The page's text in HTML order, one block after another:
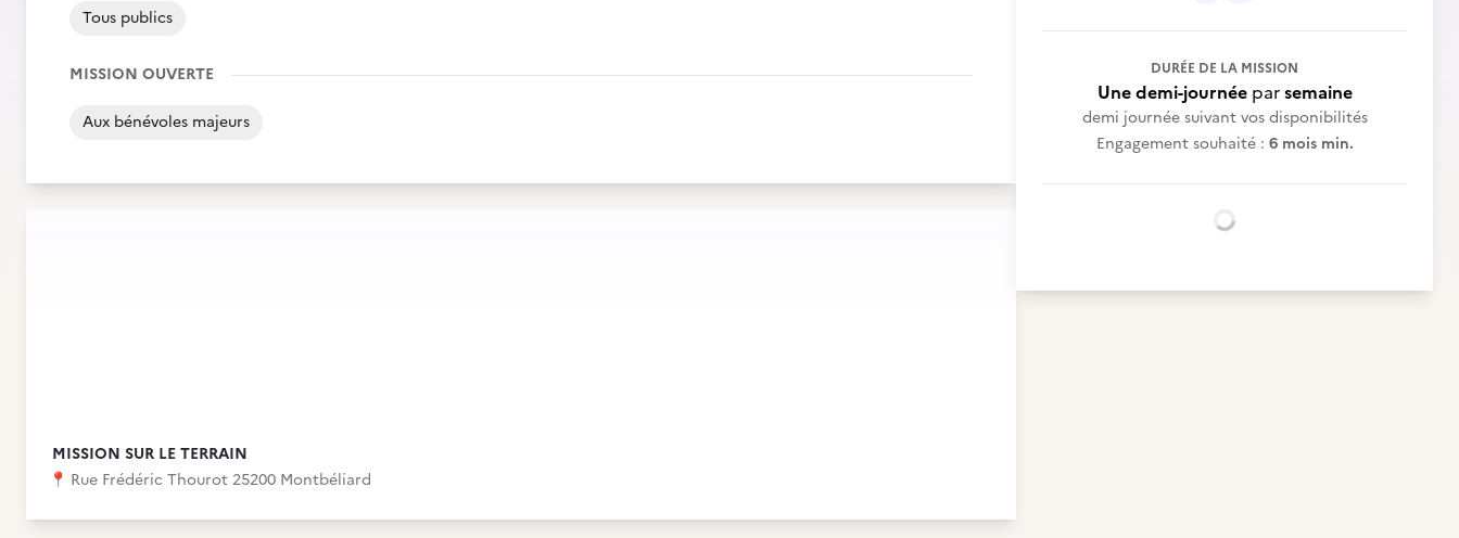
Tous publics
MISSION OUVERTE
Aux bénévoles majeurs
MISSION SUR LE TERRAIN
📍 Rue Frédéric Thourot 25200 Montbéliard
DURÉE DE LA MISSION
Une demi-journéeparsemaine
demi journée suivant vos disponibilités
Engagement souhaité : 6 mois min.
Chargement...